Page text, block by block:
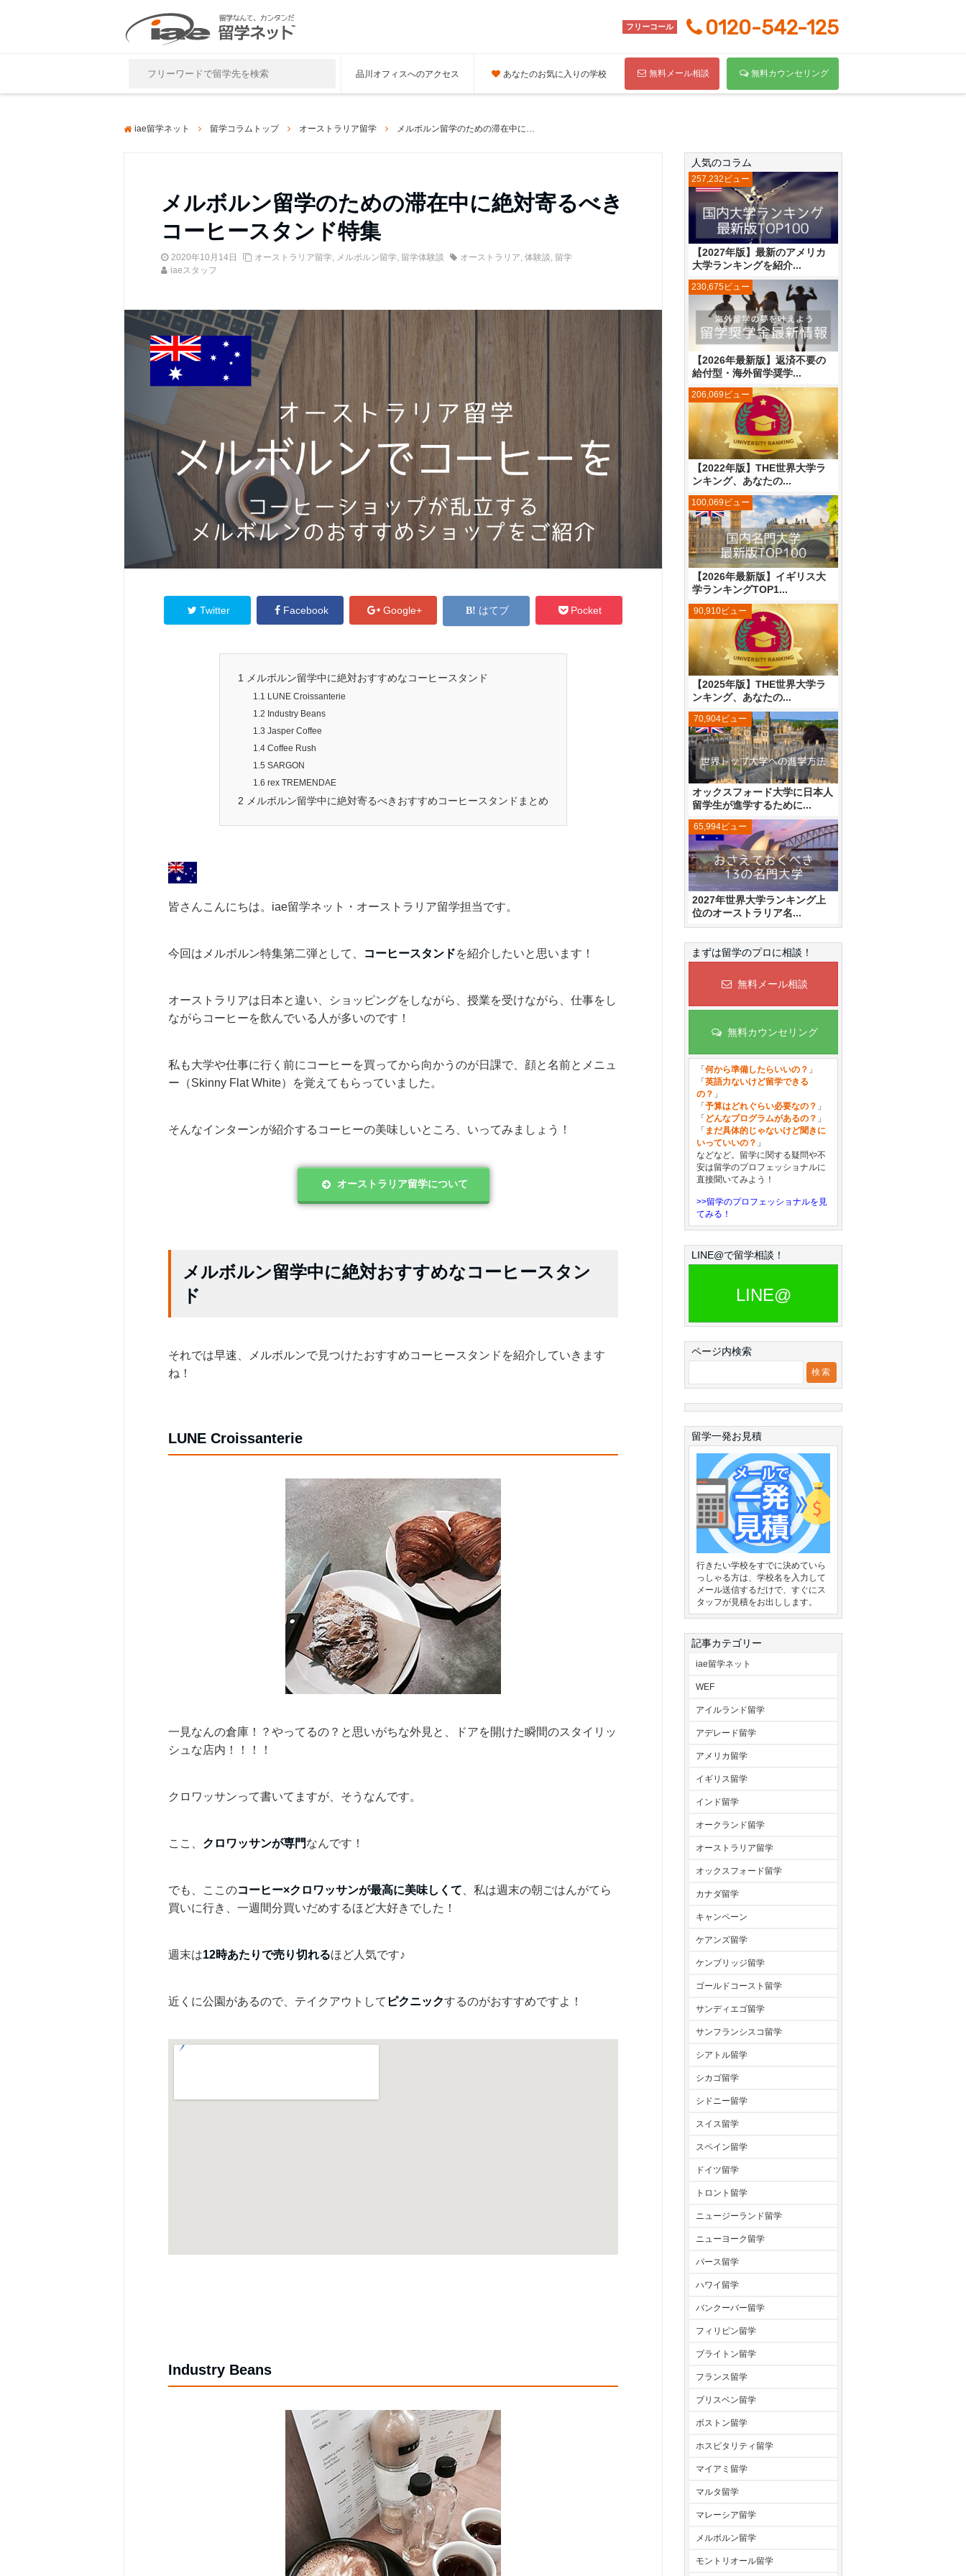
フリーコール 0120-542-125
品川オフィスへのアクセス あなたのお気に入りの学校 無料メール相談 無料カウンセリング
iae留学ネット 留学コラムトップ オーストラリア留学 メルボルン留学のための滞在中に絶対寄るべきコーヒースタンド特集
メルボルン留学のための滞在中に絶対寄るべき
コーヒースタンド特集
2020年10月14日 オーストラリア留学, メルボルン留学, 留学体験談 オーストラリア, 体験談, 留学
iaeスタッフ
Twitter Facebook Google+ はてブ Pocket
1 メルボルン留学中に絶対おすすめなコーヒースタンド
1.1 LUNE Croissanterie
1.2 Industry Beans
1.3 Jasper Coffee
1.4Coffee Rush
1.5 SARGON
1.6 rex TREMENDAE
2 メルボルン留学中に絶対寄るべきおすすめコーヒースタンドまとめ
皆さんこんにちは。iae留学ネット・オーストラリア留学担当です。
今回はメルボルン特集第二弾として、 コーヒースタンドを紹介したいと思います！
オーストラリアは日本と違い、ショッピングをしながら、授業を受けながら、仕事をし
ながらコーヒーを飲んでいる人が多いのです！
私も大学や仕事に行く前にコーヒーを買ってから向かうのが日課で、顔と名前とメニュ
ー（Skinny Flat White）を覚えてもらっていました。
そんなインターンが紹介するコーヒーの美味しいところ、いってみましょう！
オーストラリア留学について
メルボルン留学中に絶対おすすめなコーヒースタン
ド
それでは早速、メルボルンで見つけたおすすめコーヒースタンドを紹介していきます
ね！
LUNE Croissanterie
一見なんの倉庫！？やってるの？と思いがちな外見と、ドアを開けた瞬間のスタイリッ
シュな店内！！！！
クロワッサンって書いてますが、そうなんです。
ここ、 クロワッサンが専門なんです！
でも、ここのコーヒー×クロワッサンが最高に美味しくて 、私は週末の朝ごはんがてら
買いに行き、一週間分買いだめするほど大好きでした！
週末は12時あたりで売り切れるほど人気です♪
近くに公園があるので、テイクアウトして ピクニックするのがおすすめですよ！
Industry Beans
人気のコラム
【2027年版】最新のアメリカ
大学ランキングを紹介...
257,232ビュー
【2026年最新版】返済不要の
給付型・海外留学奨学...
230,675ビュー
【2022年版】THE世界大学ラ
ンキング、あなたの...
206,069ビュー
【2026年最新版】イギリス大
学ランキングTOP1...
100,069ビュー
【2025年版】THE世界大学ラ
ンキング、あなたの...
90,910ビュー
オックスフォード大学に日本人
留学生が進学するために...
70,904ビュー
2027年世界大学ランキング上
位のオーストラリア名...
65,994ビュー
まずは留学のプロに相談！
無料メール相談
無料カウンセリング
「 何から準備したらいいの？ 」
「 英語力ないけど留学できる
の？ 」
「 予算はどれぐらい必要なの？ 」
「 どんなプログラムがあるの？ 」
「 まだ具体的じゃないけど聞きに
いっていいの？ 」
などなど。留学に関する疑問や不
安は留学のプロフェッショナルに
直接聞いてみよう！
>>留学のプロフェッショナルを見
てみる！
LINE@で留学相談！
LINE@
ページ内検索
留学一発お見積
行きたい学校をすでに決めていら
っしゃる方は、学校名を入力して
メール送信するだけで、すぐにス
タッフが見積をお出しします。
記事カテゴリー
iae留学ネット
WEF
アイルランド留学
アデレード留学
アメリカ留学
イギリス留学
インド留学
オークランド留学
オーストラリア留学
オックスフォード留学
カナダ留学
キャンペーン
ケアンズ留学
ケンブリッジ留学
ゴールドコースト留学
サンディエゴ留学
サンフランシスコ留学
シアトル留学
シカゴ留学
シドニー留学
スイス留学
スペイン留学
ドイツ留学
トロント留学
ニュージーランド留学
ニューヨーク留学
パース留学
ハワイ留学
バンクーバー留学
フィリピン留学
ブライトン留学
フランス留学
ブリスベン留学
ボストン留学
ホスピタリティ留学
マイアミ留学
マルタ留学
マレーシア留学
メルボルン留学
モントリオール留学